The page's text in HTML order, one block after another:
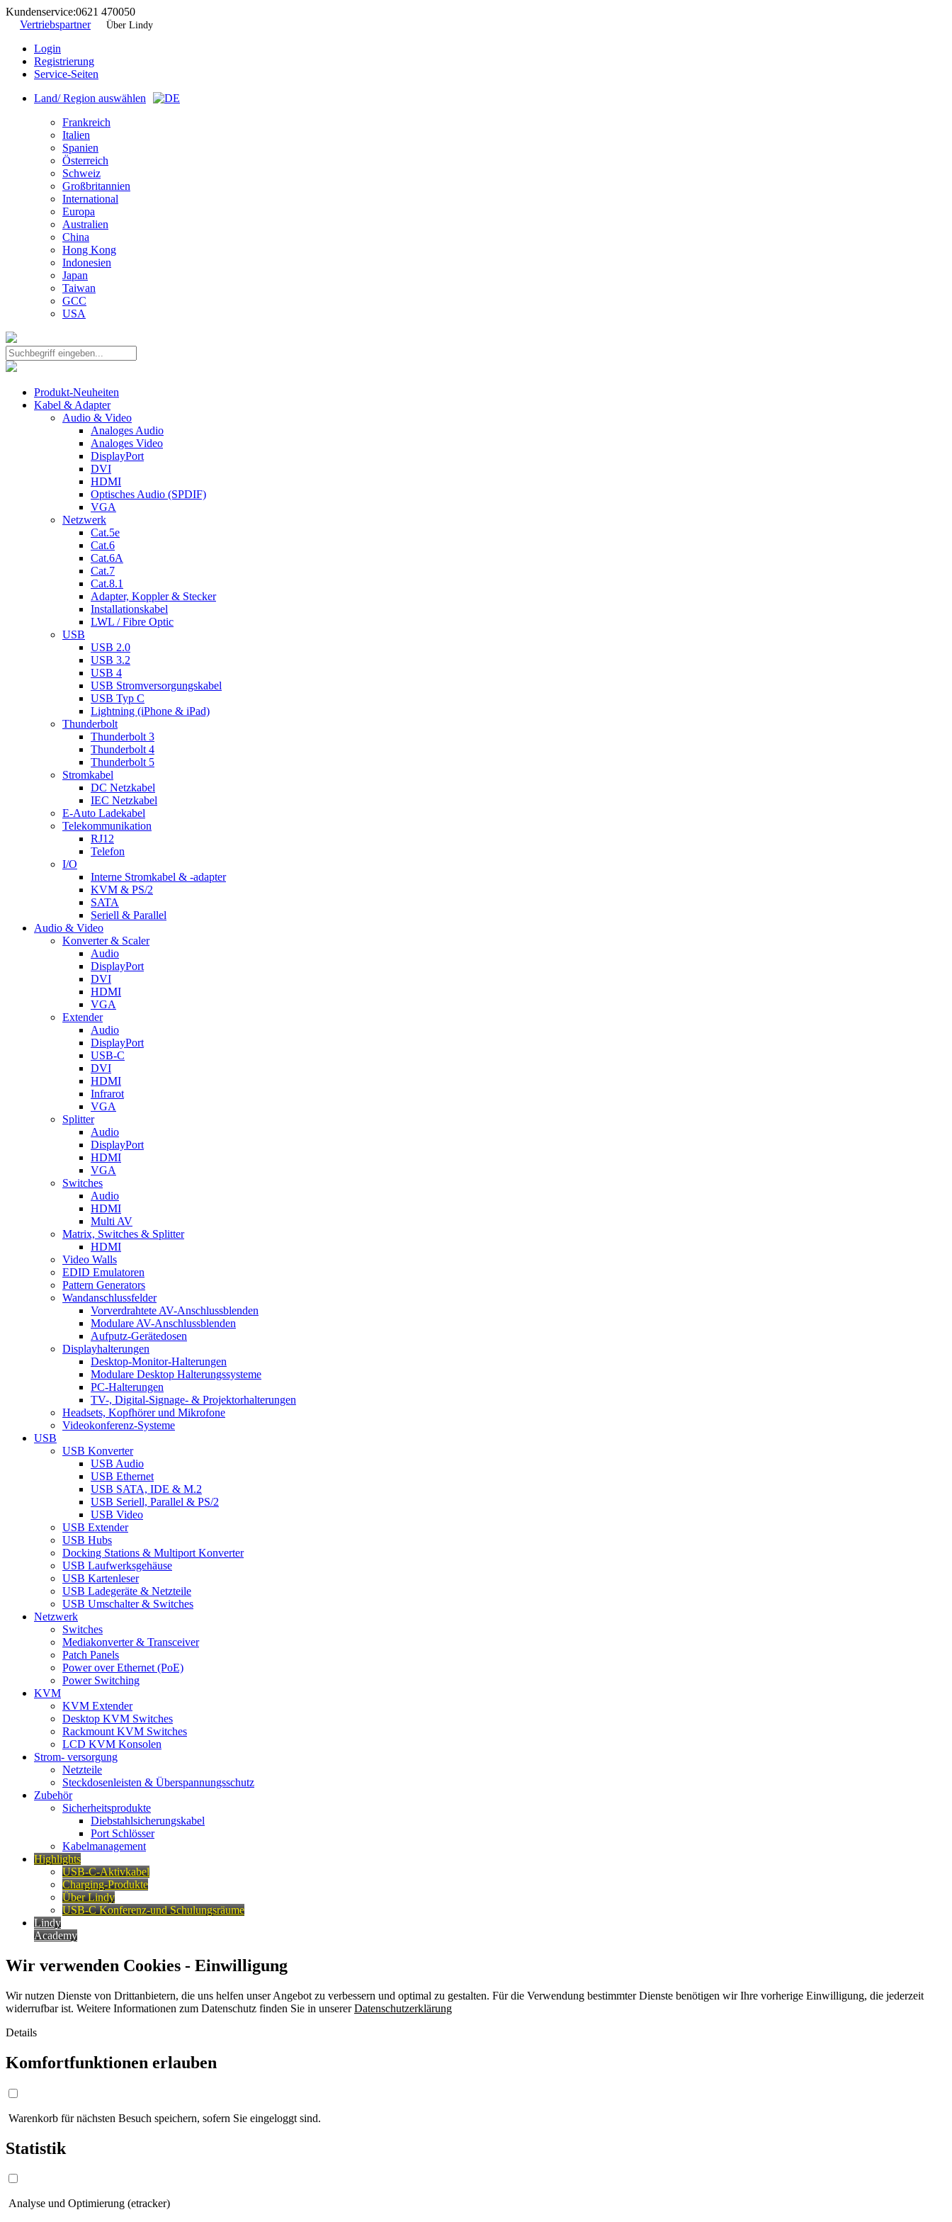
Kundenservice:0621 470050
Vertriebspartner
Über Lindy
Login
Registrierung
Service-Seiten
Land/ Region auswählen
Frankreich
Italien
Spanien
Österreich
Schweiz
Großbritannien
International
Europa
Australien
China
Hong Kong
Indonesien
Japan
Taiwan
GCC
USA
Produkt-Neuheiten
Kabel & Adapter
Audio & Video
Analoges Audio
Analoges Video
DisplayPort
DVI
HDMI
Optisches Audio (SPDIF)
VGA
Netzwerk
Cat.5e
Cat.6
Cat.6A
Cat.7
Cat.8.1
Adapter, Koppler & Stecker
Installationskabel
LWL / Fibre Optic
USB
USB 2.0
USB 3.2
USB 4
USB Stromversorgungskabel
USB Typ C
Lightning (iPhone & iPad)
Thunderbolt
Thunderbolt 3
Thunderbolt 4
Thunderbolt 5
Stromkabel
DC Netzkabel
IEC Netzkabel
E-Auto Ladekabel
Telekommunikation
RJ12
Telefon
I/O
Interne Stromkabel & -adapter
KVM & PS/2
SATA
Seriell & Parallel
Audio & Video
Konverter & Scaler
Audio
DisplayPort
DVI
HDMI
VGA
Extender
Audio
DisplayPort
USB-C
DVI
HDMI
Infrarot
VGA
Splitter
Audio
DisplayPort
HDMI
VGA
Switches
Audio
HDMI
Multi AV
Matrix, Switches & Splitter
HDMI
Video Walls
EDID Emulatoren
Pattern Generators
Wandanschlussfelder
Vorverdrahtete AV-Anschlussblenden
Modulare AV-Anschlussblenden
Aufputz-Gerätedosen
Displayhalterungen
Desktop-Monitor-Halterungen
Modulare Desktop Halterungssysteme
PC-Halterungen
TV-, Digital-Signage- & Projektorhalterungen
Headsets, Kopfhörer und Mikrofone
Videokonferenz-Systeme
USB
USB Konverter
USB Audio
USB Ethernet
USB SATA, IDE & M.2
USB Seriell, Parallel & PS/2
USB Video
USB Extender
USB Hubs
Docking Stations & Multiport Konverter
USB Laufwerksgehäuse
USB Kartenleser
USB Ladegeräte & Netzteile
USB Umschalter & Switches
Netzwerk
Switches
Mediakonverter & Transceiver
Patch Panels
Power over Ethernet (PoE)
Power Switching
KVM
KVM Extender
Desktop KVM Switches
Rackmount KVM Switches
LCD KVM Konsolen
Strom- versorgung
Netzteile
Steckdosenleisten & Überspannungsschutz
Zubehör
Sicherheitsprodukte
Diebstahlsicherungskabel
Port Schlösser
Kabelmanagement
Highlights
USB-C-Aktivkabel
Charging-Produkte
Über Lindy
USB-C Konferenz-und Schulungsräume
Lindy
Academy
Wir verwenden Cookies - Einwilligung
Wir nutzen Dienste von Drittanbietern, die uns helfen unser Angebot zu verbessern und optimal zu gestalten. Für die Verwendung bestimmter Dienste benötigen wir Ihre vorherige Einwilligung, die jederzeit
widerrufbar ist. Weitere Informationen zum Datenschutz finden Sie in unsererDatenschutzerklärung
Details
Komfortfunktionen erlauben
Warenkorb für nächsten Besuch speichern, sofern Sie eingeloggt sind.
Statistik
Analyse und Optimierung (etracker)